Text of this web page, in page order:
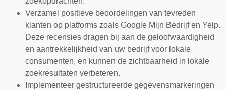
Verzamel positieve beoordelingen van tevreden
klanten op platforms zoals Google Mijn Bedrijf en Yelp.
Deze recensies dragen bij aan de geloofwaardigheid
en aantrekkelijkheid van uw bedrijf voor lokale
consumenten, en kunnen de zichtbaarheid in lokale
zoekresultaten verbeteren.
Implementeer gestructureerde gegevensmarkeringen